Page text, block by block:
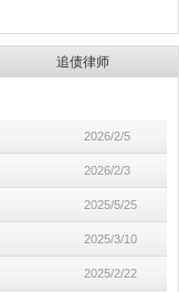
追债律师
2026/2/5
2026/2/3
2025/5/25
2025/3/10
2025/2/22